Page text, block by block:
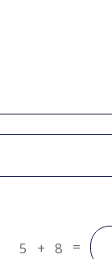
5 + 8 =